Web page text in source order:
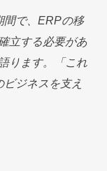
間で、ERPの移
立する必要があ
ります。「これ
ジネスを支え